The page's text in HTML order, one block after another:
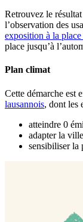
Retrouvez le
l’observation des
exposition à la place
place jusqu’à
Plan climat
Cette démarche est
lausannois, dont les
atteindre 0
adapter la
sensibiliser la